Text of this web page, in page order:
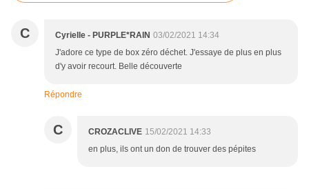
C Cyrielle - PURPLE*RAIN 03/02/2021 14:34
J'adore ce type de box zéro déchet. J'essaye de plus en plus
d'y avoir recourt. Belle découverte
Répondre
C CROZACLIVE 15/02/2021 14:33
en plus, ils ont un don de trouver des pépites